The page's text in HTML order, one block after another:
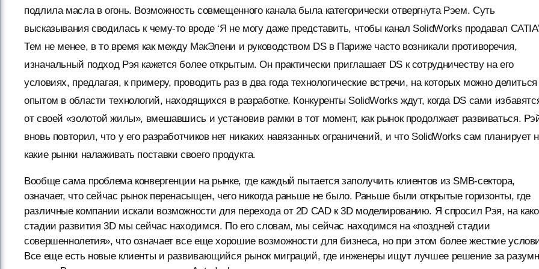
подлила масла в огонь. Возможность совмещенного канала была категорически отвергнута Рэем. Суть
высказывания сводилась к чему-то вроде ‘Я не могу даже представить, чтобы канал SolidWorks продавал
Тем не менее, в то время как между МакЭлени и руководством DS в Париже часто возникали противоречия,
изначальный подход Рэя кажется более открытым. Он практически приглашает DS к сотрудничеству на его
условиях, предлагая, к примеру, проводить раз в два года технологические встречи, на которых можно делиться
опытом в области технологий, находящихся в разработке. Конкуренты SolidWorks ждут, когда DS сами
от своей «золотой жилы», вмешавшись и установив рамки в тот момент, как рынок продолжает развиваться.
вновь повторил, что у его разработчиков нет никаких навязанных ограничений, и что SolidWorks сам планирует
какие рынки налаживать поставки своего продукта.
Вообще сама проблема конвергенции на рынке, где каждый пытается заполучить клиентов из SMB-сектора,
означает, что сейчас рынок перенасыщен, чего никогда раньше не было. Раньше были открытые горизонты, где
различные компании искали возможности для перехода от 2D CAD к 3D моделированию. Я спросил Рэя, на
стадии развития 3D мы сейчас находимся. По его словам, мы сейчас находимся на «поздней стадии
совершеннолетия», что означает все еще хорошие возможности для бизнеса, но при этом более жесткие
Все еще есть новые клиенты и развивающийся рынок миграций, где инженеры ищут лучшее решение за